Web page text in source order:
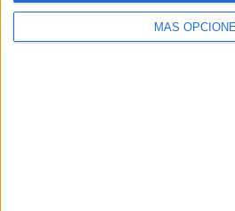
MÁS
LO MÁS VISITADO